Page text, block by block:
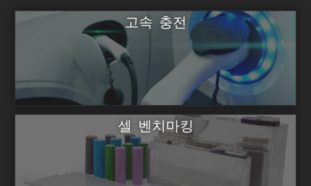
고속 충전
셀 벤치마킹